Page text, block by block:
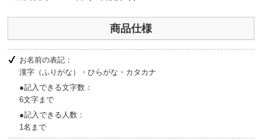
商品仕様
お名前の表記：
漢字（ふりがな）・ひらがな・カタカナ
●記入できる文字数：
6文字まで
●記入できる人数：
1名まで